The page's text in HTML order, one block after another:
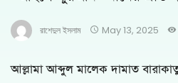
রাশেদুল ইসলাম May 13, 2025
আল্লামা আব্দুল মালেক দামাত